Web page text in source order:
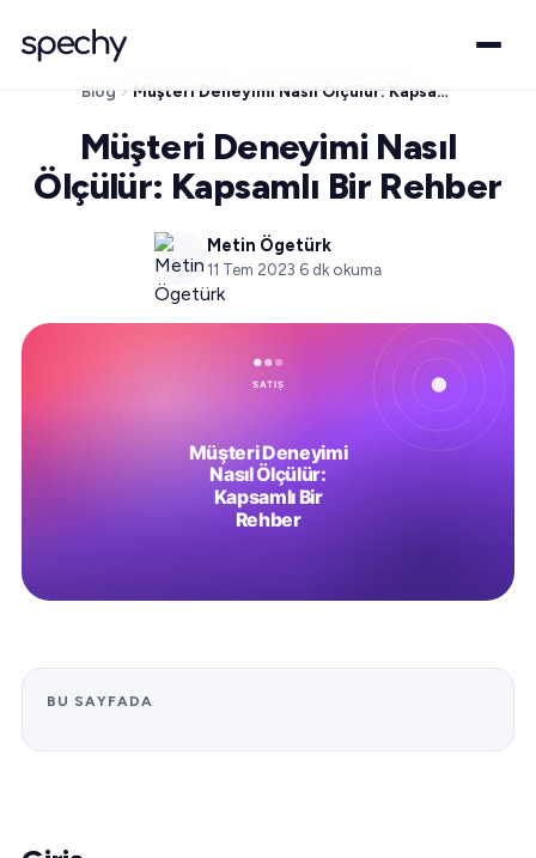
Blog Müşteri Deneyimi Nasıl Ölçülür: Kapsamlı Bir Rehber
Müşteri Deneyimi Nasıl
Ölçülür: Kapsamlı Bir Rehber
Metin Ögetürk
11 Tem 2023·6 dk okuma
BU SAYFADA